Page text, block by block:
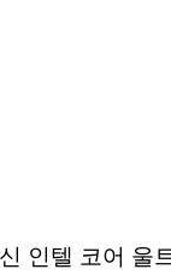
인텔 코어